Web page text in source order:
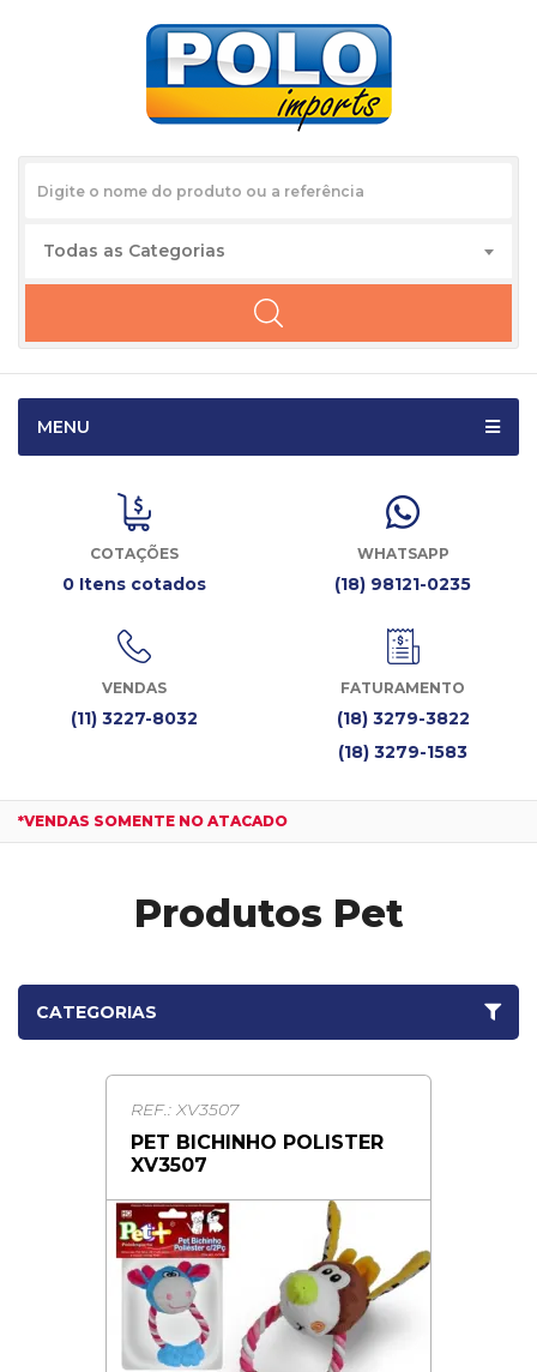
Todas as Categorias
MENU
COTAÇÕES
0 Itens cotados
WHATSAPP
(18) 98121-0235
VENDAS
(11) 3227-8032
FATURAMENTO
(18) 3279-3822
(18) 3279-1583
*VENDAS SOMENTE NO ATACADO
Produtos Pet
CATEGORIAS
REF.: XV3507
PET BICHINHO POLISTER
XV3507